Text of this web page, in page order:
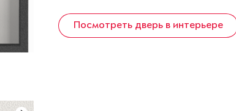
Посмотреть дверь в интерьере